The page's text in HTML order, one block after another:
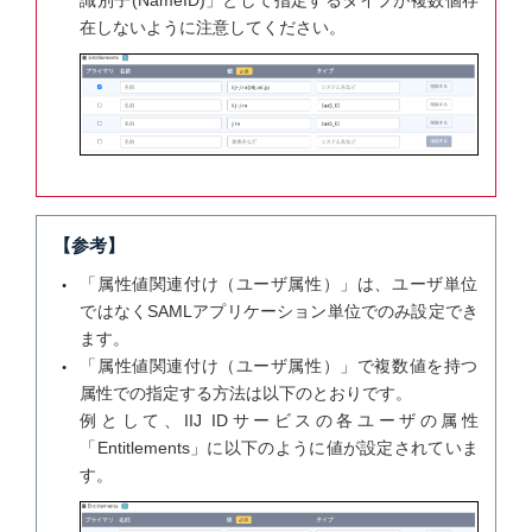
在しないように注意してください。
【参考】
「属性値関連付け（ユーザ属性）」は、ユーザ単位
ではなくSAMLアプリケーション単位でのみ設定でき
ます。
「属性値関連付け（ユーザ属性）」で複数値を持つ
属性での指定する方法は以下のとおりです。
例として、IIJ IDサービスの各ユーザの属性
「Entitlements」に以下のように値が設定されていま
す。